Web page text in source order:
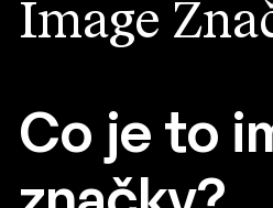
Image
Co je to